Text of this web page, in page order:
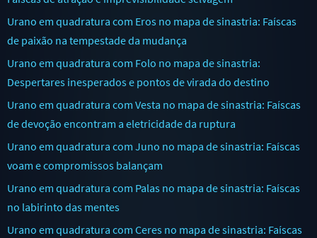
Urano em quadratura com Eros no mapa de sinastria: Faíscas
de paixão na tempestade da mudança
Urano em quadratura com Folo no mapa de sinastria:
Despertares inesperados e pontos de virada do destino
Urano em quadratura com Vesta no mapa de sinastria: Faíscas
de devoção encontram a eletricidade da ruptura
Urano em quadratura com Juno no mapa de sinastria: Faíscas
voam e compromissos balançam
Urano em quadratura com Palas no mapa de sinastria: Faíscas
no labirinto das mentes
Urano em quadratura com Ceres no mapa de sinastria: Faíscas